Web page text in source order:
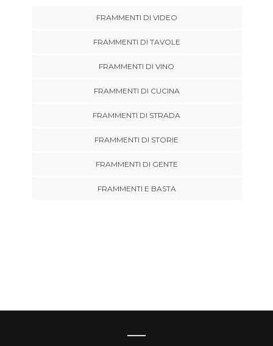
FRAMMENTI DI VIDEO
FRAMMENTI DI TAVOLE
FRAMMENTI DI VINO
FRAMMENTI DI CUCINA
FRAMMENTI DI STRADA
FRAMMENTI DI STORIE
FRAMMENTI DI GENTE
FRAMMENTI E BASTA